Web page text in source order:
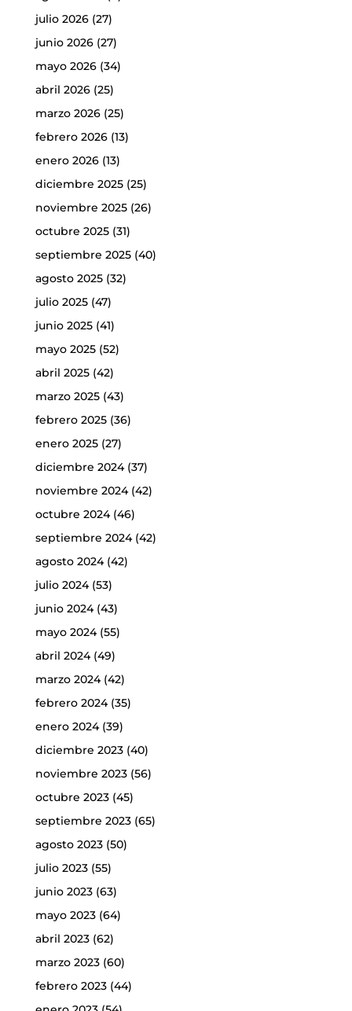
julio 2026(27)
junio 2026(27)
mayo 2026(34)
abril 2026(25)
marzo 2026(25)
febrero 2026(13)
enero 2026(13)
diciembre 2025(25)
noviembre 2025(26)
octubre 2025(31)
septiembre 2025(40)
agosto 2025(32)
julio 2025(47)
junio 2025(41)
mayo 2025(52)
abril 2025(42)
marzo 2025(43)
febrero 2025(36)
enero 2025(27)
diciembre 2024(37)
noviembre 2024(42)
octubre 2024(46)
septiembre 2024(42)
agosto 2024(42)
julio 2024(53)
junio 2024(43)
mayo 2024(55)
abril 2024(49)
marzo 2024(42)
febrero 2024(35)
enero 2024(39)
diciembre 2023(40)
noviembre 2023(56)
octubre 2023(45)
septiembre 2023(65)
agosto 2023(50)
julio 2023(55)
junio 2023(63)
mayo 2023(64)
abril 2023(62)
marzo 2023(60)
febrero 2023(44)